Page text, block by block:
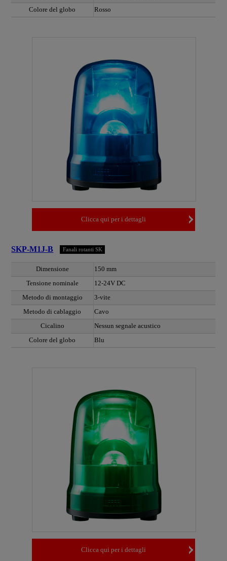
Colore del globo
Rosso
Clicca qui per i dettagli
SKP-M1J-B Fanali rotanti SK
Dimensione
150 mm
Tensione nominale
12-24V DC
Metodo di montaggio
3-vite
Metodo di cablaggio
Cavo
Cicalino
Nessun segnale acustico
Colore del globo
Blu
Clicca qui per i dettagli